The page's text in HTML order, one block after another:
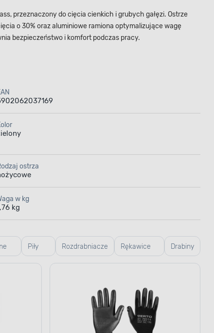
przeznaczony do cięcia cienkich i grubych gałęzi. Ostrze
o 30% oraz aluminiowe ramiona optymalizujące wagę
bezpieczeństwo i komfort podczas pracy.
ostrza
w kg
kg
Piły
ręczne
Rozdrabniacze Rękawice Drabiny